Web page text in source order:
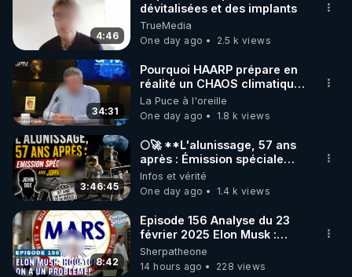
4:46
dévitalisées et des implants
TrueMedia
One day ago
2.5 k views
34:31
Pourquoi HAARP prépare en
réalité un CHAOS climatique,
on répond
La Puce à l'oreille
One day ago
1.8 k views
3:46:45
🌕🚀 **L'alunissage, 57 ans
après : Émission spéciale
avec John Doe !** 👨 🚀✨
Infos et vérité
One day ago
1.4 k views
8:42
Episode 156 Analyse du 23
février 2025 Elon Musk :
Houston , on a un problème !
Sherpatheone
14 hours ago
228 views